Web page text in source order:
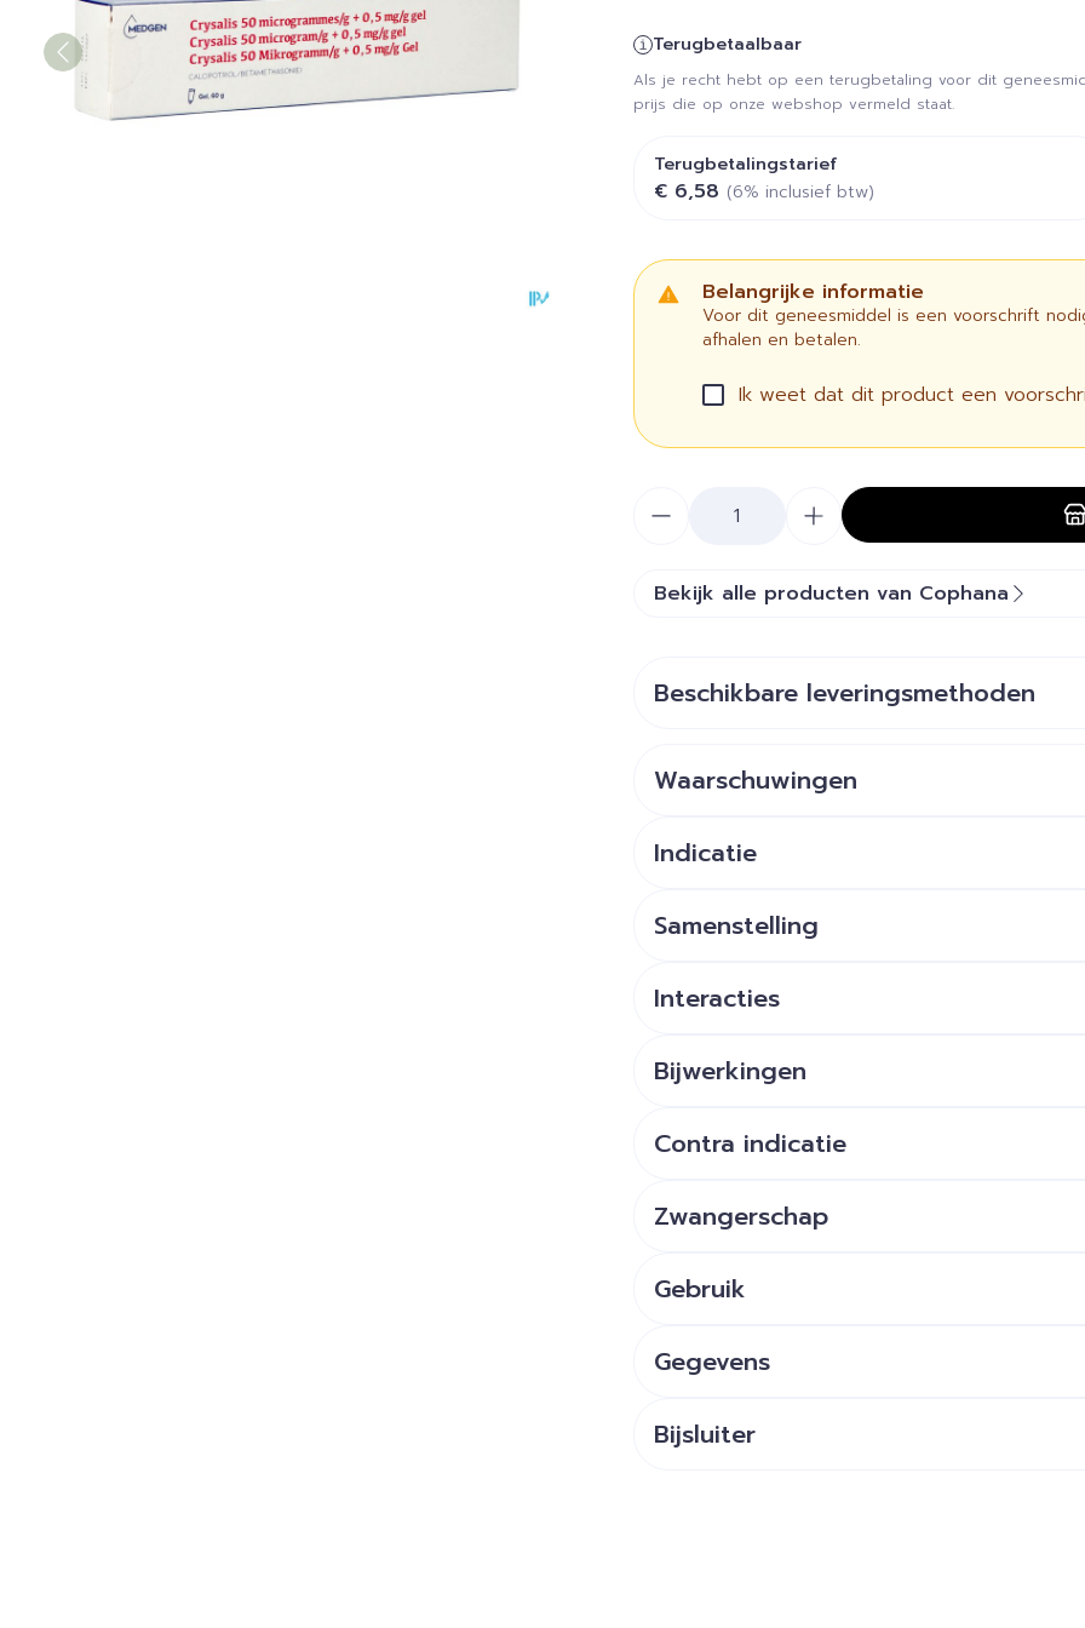
Terugbetaalbaar
Als je recht hebt op een terugbetaling voor dit
prijs die op onze webshop vermeld staat.
Terugbetalingstarief
€ 6,58 (6% inclusief btw)
Belangrijke informatie
Voor dit geneesmiddel is een voorschrift
afhalen en betalen.
Ik weet dat dit product een
Bekijk alle producten van Cophana
Beschikbare leveringsmethoden
Waarschuwingen
Indicatie
Samenstelling
Interacties
Bijwerkingen
Contra indicatie
Zwangerschap
Gebruik
Gegevens
Bijsluiter